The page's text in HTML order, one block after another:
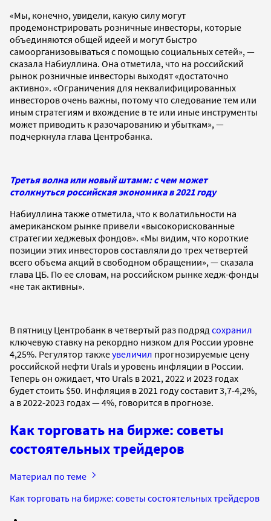
«Мы, конечно, увидели, какую силу могут
продемонстрировать розничные инвесторы, которые
объединяются общей идеей и могут быстро
самоорганизовываться с помощью социальных сетей», —
сказала Набиуллина. Она отметила, что на российский
рынок розничные инвесторы выходят «достаточно
активно». «Ограничения для неквалифицированных
инвесторов очень важны, потому что следование тем или
иным стратегиям и вхождение в те или иные инструменты
может приводить к разочарованию и убыткам», —
подчеркнула глава Центробанка.
Третья волна или новый штамм: с чем может
столкнуться российская экономика в 2021 году
Набиуллина также отметила, что к волатильности на
американском рынке привели «высокорискованные
стратегии хеджевых фондов». «Мы видим, что короткие
позиции этих инвесторов составляли до трех четвертей
всего объема акций в свободном обращении», — сказала
глава ЦБ. По ее словам, на российском рынке хедж-фонды
«не так активны».
В пятницу Центробанк в четвертый раз подряд сохранил
ключевую ставку на рекордно низком для России уровне
4,25%. Регулятор такжеувеличил прогнозируемые цену
российской нефти Urals и уровень инфляции в России.
Теперь он ожидает, что Urals в 2021, 2022 и 2023 годах
будет стоить $50. Инфляция в 2021 году составит 3,7-4,2%,
а в 2022-2023 годах — 4%, говорится в прогнозе.
Как торговать на бирже: советы
состоятельных трейдеров
Материал по теме
Как торговать на бирже: советы состоятельных трейдеров